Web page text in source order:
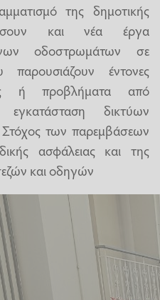
της δημοτικής
και νέα έργα
οδοστρωμάτων σε
έντονες
ή προβλήματα από
δικτύων
των παρεμβάσεων
ασφάλειας και της
και οδηγών